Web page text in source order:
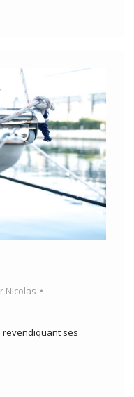
Nicolas
revendiquant ses